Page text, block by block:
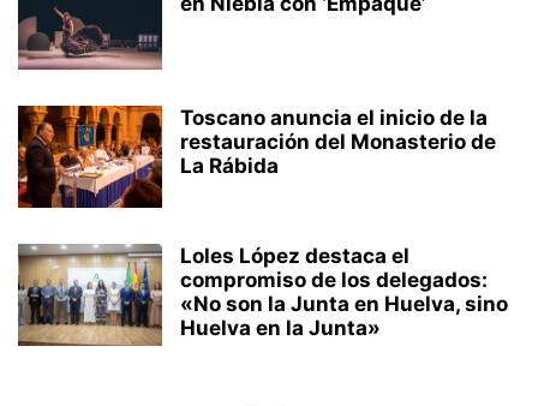
Toscano anuncia el inicio de la
restauración del Monasterio de
La Rábida
Loles López destaca el
compromiso de los delegados:
«No son la Junta en Huelva, sino
Huelva en la Junta»